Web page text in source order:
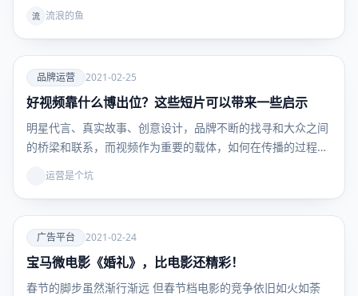
流 流浪的鱼
爱
品牌运
营
品牌运营 2021-02-25
好视频靠什么博出位？这些短片可以带来一些启示
明星代言、真实故事、创意设计，品牌不断的找寻和大众之间
的桥梁和联系，而视频作为重要的载体，如何在传播的过程中
运营是个坑
爱
广告平
台
广告平台 2021-02-24
宝马微电影《婚礼》，比电影还精彩！
春节的脚步虽然渐行渐远 但春节档电影的竞争依旧如火如荼